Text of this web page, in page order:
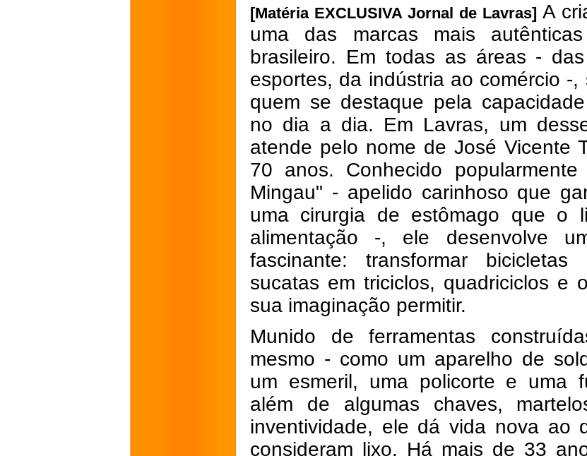
[Matéria EXCLUSIVA Jornal de Lavras] A
uma das marcas mais
brasileiro. Em todas as áreas -
esportes, da indústria ao comércio -,
quem se destaque pela
no dia a dia. Em Lavras, um
atende pelo nome de José Vicente
70 anos. Conhecido
Mingau" - apelido carinhoso que
uma cirurgia de estômago que o
alimentação -, ele desenvolve
fascinante: transformar
sucatas em triciclos, quadriciclos e
sua imaginação permitir.
Munido de ferramentas
mesmo - como um aparelho de
um esmeril, uma policorte e uma
além de algumas chaves,
inventividade, ele dá vida nova ao
consideram lixo. Há mais de 33